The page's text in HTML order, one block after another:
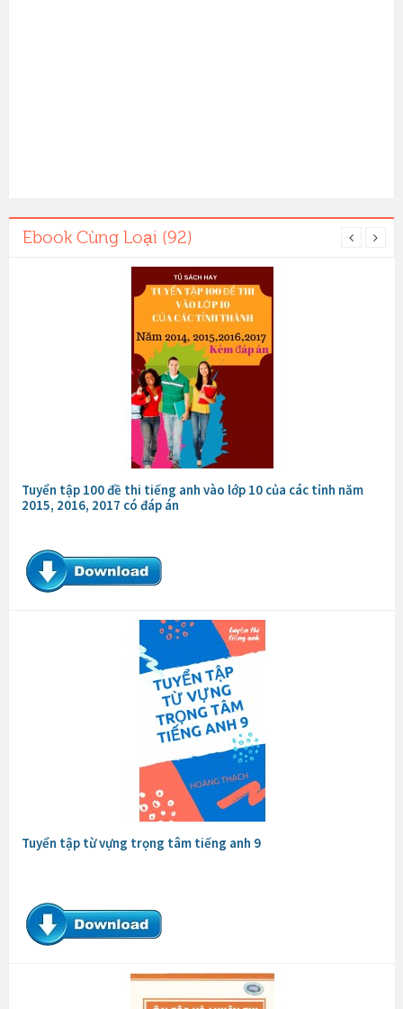
Ebook Cùng Loại (92)
Tuyển tập 100 đề thi tiếng anh vào lớp 10 của các tỉnh năm
2015, 2016, 2017 có đáp án
Tuyển tập từ vựng trọng tâm tiếng anh 9